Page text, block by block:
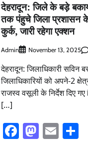
देहरादून: जिले के बड़े
तक पंहुचे जिला प्रशासन
कुर्क, जारी रहेगा एक्शन
Admin November 13, 2025
देहरादून: जिलाधिकारी सविन
जिलाधिकारियों को अपने-2
राजस्व वसूली के निर्देश दिए
[…]
Facebook
Email